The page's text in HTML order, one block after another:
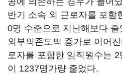
반기 소속 외 근로자를 포함
0명 수준으로 지난해보다
외부의존도의 증가로 이어
로자를 포함한 임직원수는
이 1237명가량 줄었다.